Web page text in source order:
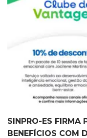
SINPRO-ES FIRMA
BENEFÍCIOS COM